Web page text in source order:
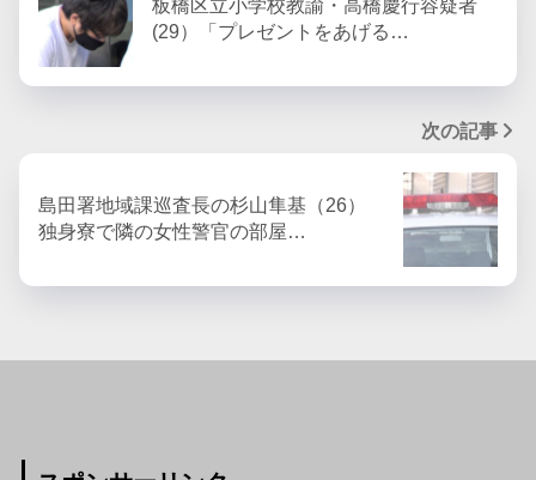
板橋区立小学校教諭・高橋慶行容疑者
(29）「プレゼントをあげる…
次の記事
島田署地域課巡査長の杉山隼基（26）
独身寮で隣の女性警官の部屋…